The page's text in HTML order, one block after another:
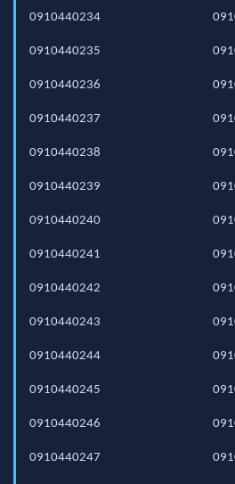
0910440234
0910440235
0910440236
0910440237
0910440238
0910440239
0910440240
0910440241
0910440242
0910440243
0910440244
0910440245
0910440246
0910440247